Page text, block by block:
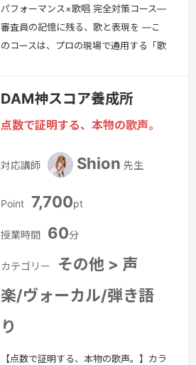
パフォーマンス×歌唱 完全対策コース―
審査員の記憶に残る、歌と表現を ―こ
のコースは、プロの現場で通用する「歌
ことを目的としたマンツーマン特化・単
発制のレッスンです。審査の現場で求め
せん。短時間で人の心をつかむ「伝える
力」と、自分らしさを最大限に引き出す
「パフォーマンス力」です。「技術」
続きを見る »
DAM神スコア養成所
点数で証明する、本物の歌声。
対応講師 Shion 先生
Point 7,700pt
授業時間 60分
カテゴリー
その他 > 声
楽/ヴォーカル/弾き語
り
【点数で証明する、本物の歌声。】カラ